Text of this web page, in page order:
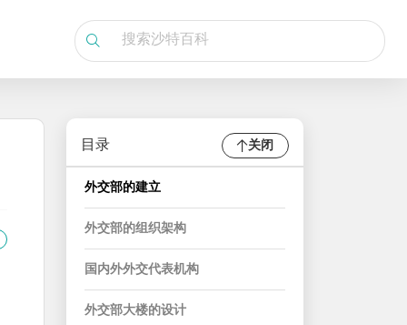
目录 关闭
外交部的建立
外交部的组织架构
国内外外交代表机构
外交部大楼的设计